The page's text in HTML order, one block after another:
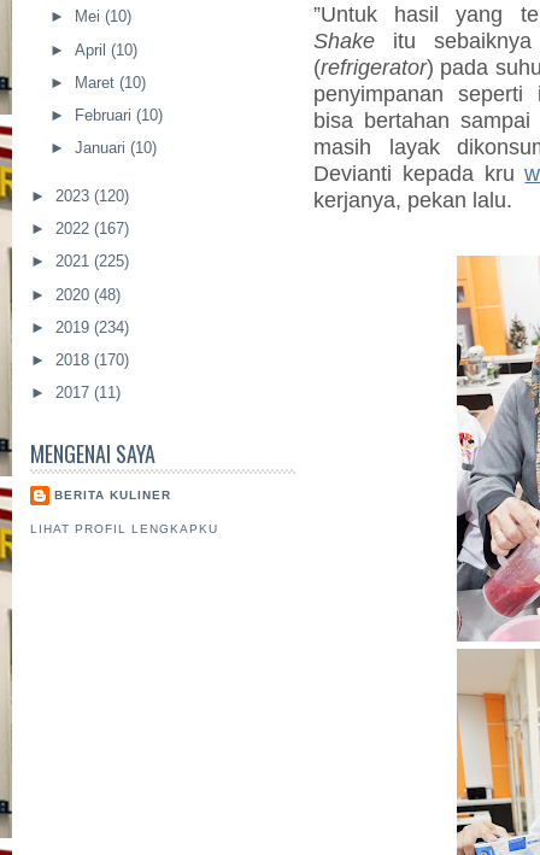
►
Mei (10)
► April (10)
►
Maret (10)
►
Februari (10)
► Januari (10)
► 2023 (120)
► 2022 (167)
► 2021 (225)
► 2020 (48)
► 2019 (234)
► 2018 (170)
► 2017 (11)
MENGENAI SAYA
BERITA KULINER
LIHAT PROFIL LENGKAPKU
”Untuk hasil yang
Shake itu
(refrigerator) pada
penyimpanan
bisa bertahan
masih layak
Devianti kepada kru
kerjanya, pekan lalu.